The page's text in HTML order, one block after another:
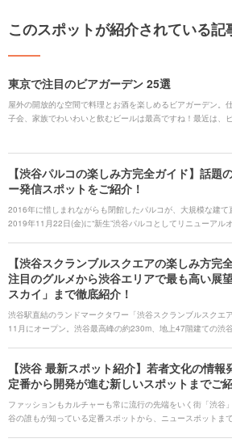
このスポットが紹介されている記
東京で注目のビアガーデン 25選
屋外の開放的な空間で料理とお酒を楽しめるビアガーデン。
子会、家族でわいわいと飲むビールは最高ですね！最近は、
てみてくださいね。
【渋谷パルコの楽しみ方完全ガイド】話題
ー発信スポットをご紹介！
2016年に惜しまれながらも閉館したパルコが、大規模な建て
2019年11月22日(金)に“新生”渋谷パルコとしてリニューアル
トギャラリーやカルチャーショップも揃っているので、訪れ
な感性に触れることができます。 トレンドファッションに、
ルチャー、最新のテクノロジーまで盛り込まれた、国内外問わ
ている！渋谷の話題の施設を巡る動画
【渋谷スクランブルスクエアの楽しみ方完
注目のグルメから渋谷エリアで最も高い展
スカイ」まで徹底紹介！
渋谷駅直結のランドマークタワー「渋谷スクランブルスクエ
11月にオープン。渋谷最高峰の約230m、地上47階建ての渋
ができる展望施設「渋谷スカイ」は、昼の眺望とはまた異な
演出が見どころです。注目のグルメやショップ、各フロアの特
します！ # 渋谷スカイにも行っている！渋谷の話題の施設を
[youtube:id:r25xuPuN1GU]
【渋谷 最新スポット紹介】若者文化の情報
定番から開発が進む新しいスポットまでご
ファッションもカルチャーも常に流行の先端をいく街「渋谷
谷の誰もが知っている定番スポットから、ニュースポットま